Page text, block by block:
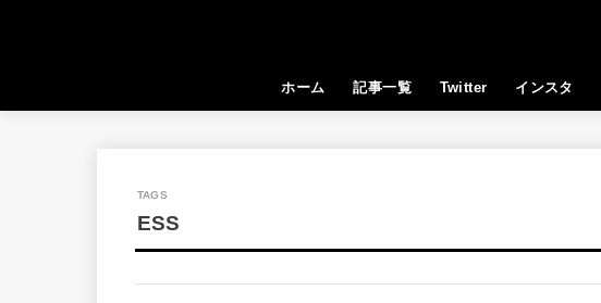
ホーム 記事一覧 Twitter インスタ
ESS